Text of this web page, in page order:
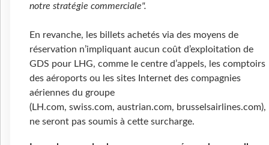
notre stratégie commerciale".
En revanche, les billets achetés via des moyens de
réservation n’impliquant aucun coût d’exploitation de
GDS pour LHG, comme le centre d’appels, les comptoirs
des aéroports ou les sites Internet des compagnies
aériennes du groupe
(LH.com, swiss.com, austrian.com, brusselsairlines.com),
ne seront pas soumis à cette surcharge.